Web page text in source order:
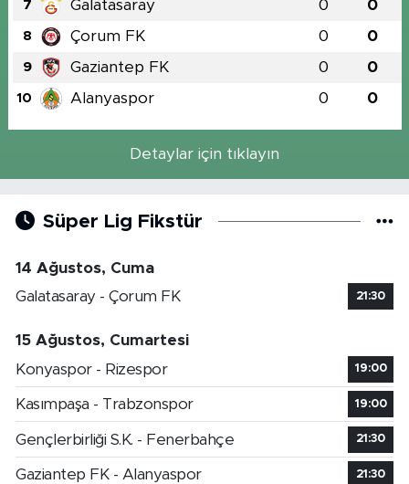
7 Galatasaray 0 0
8 Çorum FK 0 0
9 Gaziantep FK 0 0
10 Alanyaspor 0 0
Detaylar için tıklayın
Süper Lig Fikstür
14 Ağustos, Cuma
Galatasaray - Çorum FK
21:30
15 Ağustos, Cumartesi
Konyaspor - Rizespor
19:00
Kasımpaşa - Trabzonspor 19:00
Gençlerbirliği S.K. - Fenerbahçe 21:30
Gaziantep FK - Alanyaspor 21:30